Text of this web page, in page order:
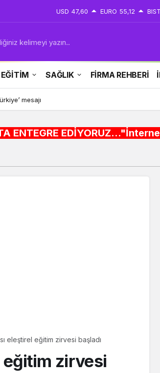
USD 47,60 EURO 55,12 BIST
kelimeyi yazın..
EĞİTİM SAĞLIK FİRMA REHBERİ
mesajı
EDİYORUZ..."İnternet
eleştirel eğitim zirvesi başladı
eğitim zirvesi